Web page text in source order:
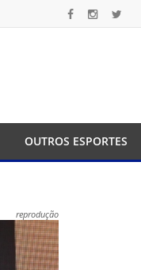
OUTROS ESPORTES
reprodução